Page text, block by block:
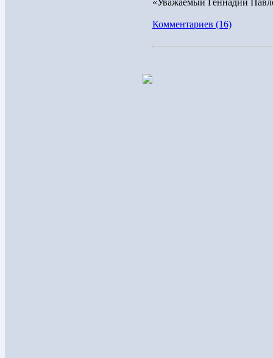
«Уважаемый Геннадий
Комментариев (16)